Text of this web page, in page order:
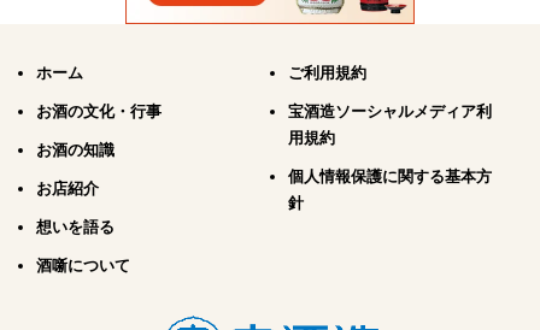
ホーム
お酒の文化・行事
お酒の知識
お店紹介
想いを語る
酒噺について
ご利用規約
宝酒造ソーシャルメディア利
用規約
個人情報保護に関する基本方
針